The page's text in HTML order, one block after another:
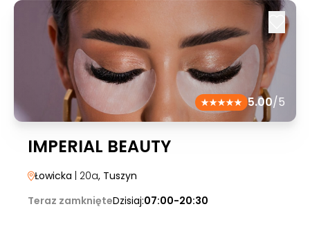
5.00/5
IMPERIAL BEAUTY
Łowicka | 20a, Tuszyn
Teraz zamknięteDzisiaj:07:00-20:30